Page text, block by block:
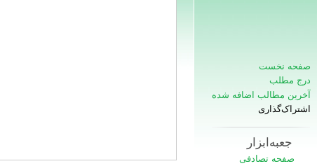
صفحه نخست
درج مطلب
آخرین مطالب اضافه شده
اشتراک‌گذاری
جعبه‌ابزار
صفحه تصادفی